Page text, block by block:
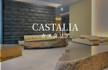
CASTALIA
カスタリア